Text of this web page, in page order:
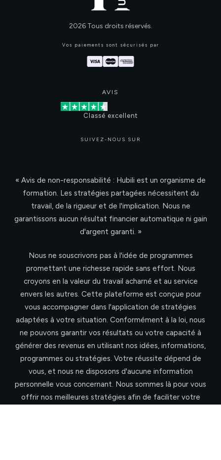
2026Tous droits réservés.
Vos paiements sont sécurisés par
AVIS
Classé excellent
SUIVEZ-NOUS SUR
« Avis de non-responsabilité : Hubili est un organisme de
formation. Les stratégies partagées nécessitent du
travail, de la rigueur et de l'implication. Nous ne
garantissons aucun résultat financier automatique ni gain
d'argent garanti. »
Nous ne souscrivons pas à l'idée de programmes
promettant une richesse rapide sans effort. Nous
croyons en la valeur du travail acharné et au service
envers les autres. Cette plateforme est conçue pour
vous accompagner dans l'application de stratégies
adaptées à votre situation. Conformément à la loi, nous
ne pouvons garantir vos résultats ou votre capacité à
générer des revenus en utilisant nos idées, informations,
programmes ou stratégies. Votre réussite dépend de
vous, et nous ne disposons d'aucune information
personnelle vous concernant. Nous sommes là pour vous
offrir nos meilleures stratégies afin de faciliter votre